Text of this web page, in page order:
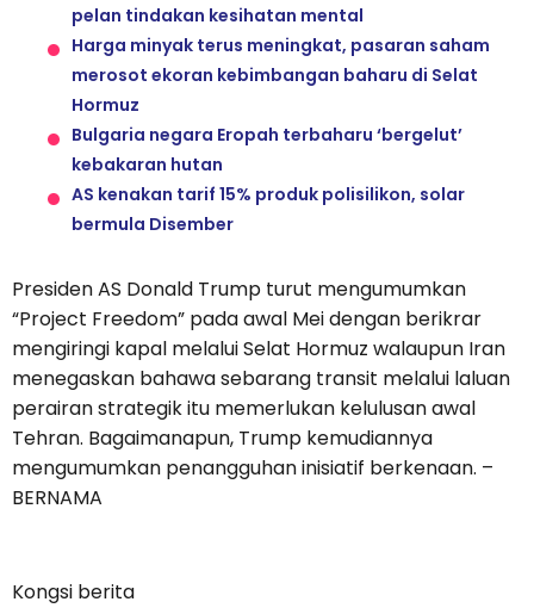
pelan tindakan kesihatan mental
Harga minyak terus meningkat, pasaran saham
merosot ekoran kebimbangan baharu di Selat
Hormuz
Bulgaria negara Eropah terbaharu ‘bergelut’
kebakaran hutan
AS kenakan tarif 15% produk polisilikon, solar
bermula Disember
Presiden AS Donald Trump turut mengumumkan
“Project Freedom” pada awal Mei dengan berikrar
mengiringi kapal melalui Selat Hormuz walaupun Iran
menegaskan bahawa sebarang transit melalui laluan
perairan strategik itu memerlukan kelulusan awal
Tehran. Bagaimanapun, Trump kemudiannya
mengumumkan penangguhan inisiatif berkenaan. –
BERNAMA
Kongsi berita